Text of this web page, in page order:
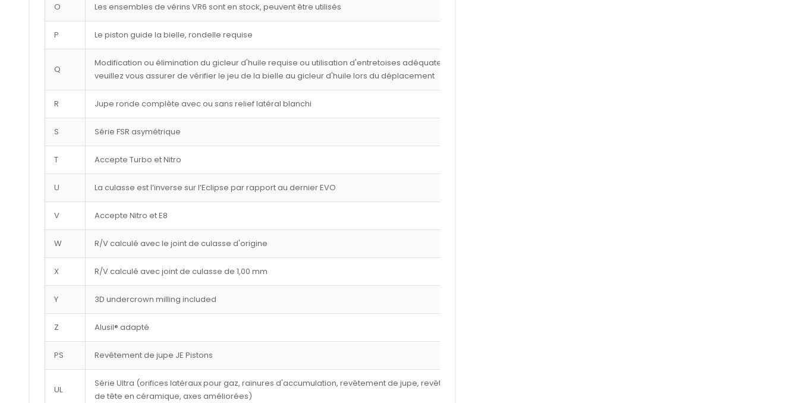
O Les ensembles de vérins VR6 sont en stock, peuvent être utilisés
P Le piston guide la bielle, rondelle requise
Q
Modification ou élimination du gicleur d'huile requise ou utilisation d'entretoises adéquates,
veuillez vous assurer de vérifier le jeu de la bielle au gicleur d'huile lors du déplacement
R Jupe ronde complète avec ou sans relief latéral blanchi
S Série FSR asymétrique
T Accepte Turbo et Nitro
U La culasse est l’inverse sur l’Eclipse par rapport au dernier EVO
V Accepte Nitro et E8
W R/V calculé avec le joint de culasse d'origine
X R/V calculé avec joint de culasse de 1,00 mm
Y 3D undercrown milling included
Z Alusil® adapté
PS Revêtement de jupe JE Pistons
UL
Série Ultra (orifices latéraux pour gaz, rainures d'accumulation, revêtement de jupe, revêtement
de tête en céramique, axes améliorées)